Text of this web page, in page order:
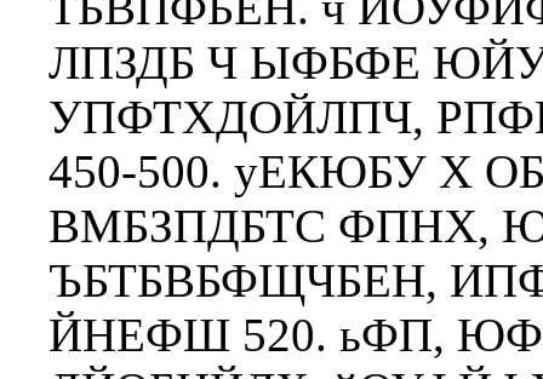
ЛПЗДБ Ч ЫФБФЕ
УПФТХДОЙЛПЧ,
450-500. уЕКЮБУ Х
ВМБЗПДБТС ФПНХ,
ЪБТБВБФЩЧБЕН,
ЙНЕФШ 520. ьФП,